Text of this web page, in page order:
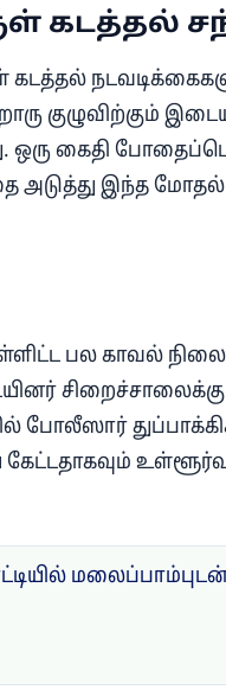
கடத்தல்
குழுவிற்கும்
ஒரு கைதி
அடுத்து இந்த
பல காவல்
போலீஸார்